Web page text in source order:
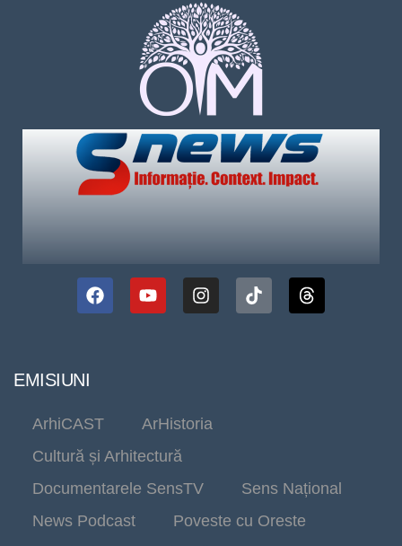
EMISIUNI
ArhiCAST
ArHistoria
Cultură și Arhitectură
Documentarele SensTV
Sens Național
News Podcast
Poveste cu Oreste